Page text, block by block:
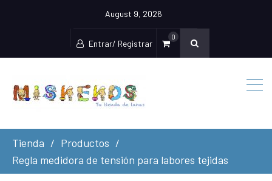
August 9, 2026
Entrar/ Registrar
0
Tienda
Productos
Regla medidora de tensión para labores tejidas